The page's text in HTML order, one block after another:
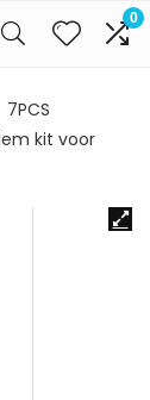
0
7PCS
kit voor